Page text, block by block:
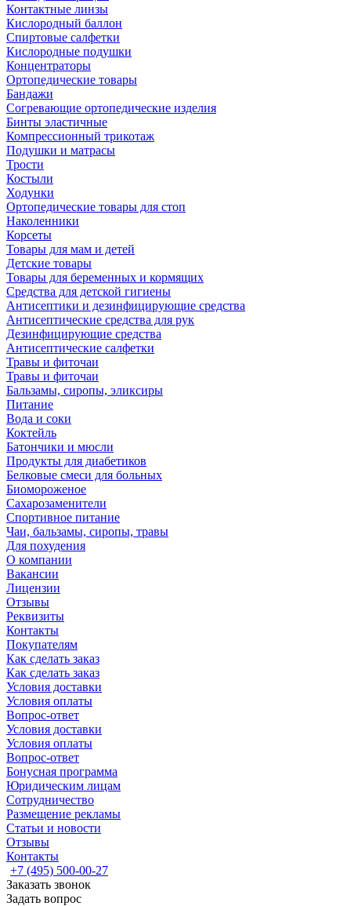
Контактные линзы
Кислородный баллон
Спиртовые салфетки
Кислородные подушки
Концентраторы
Ортопедические товары
Бандажи
Согревающие ортопедические изделия
Бинты эластичные
Компрессионный трикотаж
Подушки и матрасы
Трости
Костыли
Ходунки
Ортопедические товары для стоп
Наколенники
Корсеты
Товары для мам и детей
Детские товары
Товары для беременных и кормящих
Средства для детской гигиены
Антисептики и дезинфицирующие средства
Антисептические средства для рук
Дезинфицирующие средства
Антисептические салфетки
Травы и фиточаи
Травы и фиточаи
Бальзамы, сиропы, эликсиры
Питание
Вода и соки
Коктейль
Батончики и мюсли
Продукты для диабетиков
Белковые смеси для больных
Биомороженое
Сахарозаменители
Спортивное питание
Чаи, бальзамы, сиропы, травы
Для похудения
О компании
Вакансии
Лицензии
Отзывы
Реквизиты
Контакты
Покупателям
Как сделать заказ
Как сделать заказ
Условия доставки
Условия оплаты
Вопрос-ответ
Условия доставки
Условия оплаты
Вопрос-ответ
Бонусная программа
Юридическим лицам
Сотрудничество
Размещение рекламы
Статьи и новости
Отзывы
Контакты
+7 (495) 500-00-27
Заказать звонок
Задать вопрос